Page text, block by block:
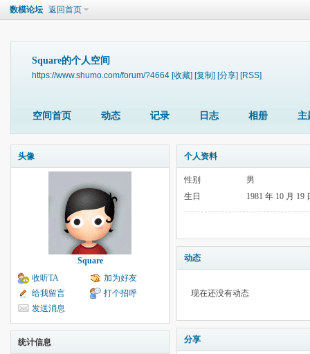
数模论坛 返回首页
Square的个人空间
https://www.shumo.com/forum/?4664 [收藏] [复制] [分享] [RSS]
空间首页 动态 记录 日志 相册 主
头像
Square
收听TA
加为好友
给我留言
打个招呼
发送消息
统计信息
个人资料
性别
男
生日
1981 年 10 月 19
动态
现在还没有动态
分享